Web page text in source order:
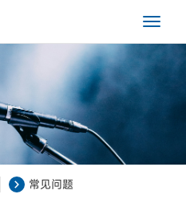
Toggle
常见问题